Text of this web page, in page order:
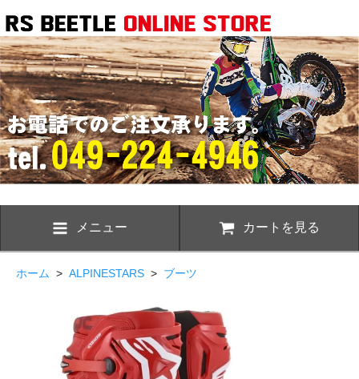
メニュー カートを見る
ホーム > ALPINESTARS > ブーツ